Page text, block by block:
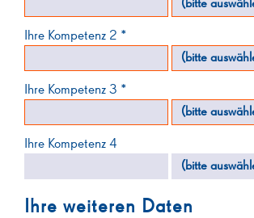
Ihre Kompetenz 2 *
Ihre Kompetenz 3 *
Ihre Kompetenz 4
Ihre weiteren Daten